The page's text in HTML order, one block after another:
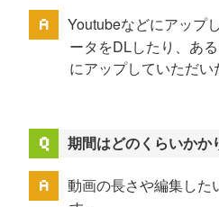
Youtubeなどにアップ
ータをDLしたり、あ
にアップしていただい
期間はどのくらいかか
動画の長さや編集した